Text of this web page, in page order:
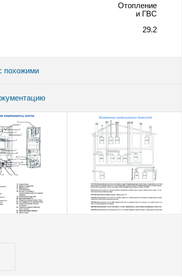
Отопление
и ГВС
29.2
похожими